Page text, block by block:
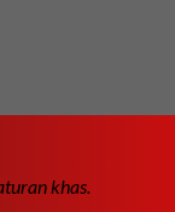
khas.